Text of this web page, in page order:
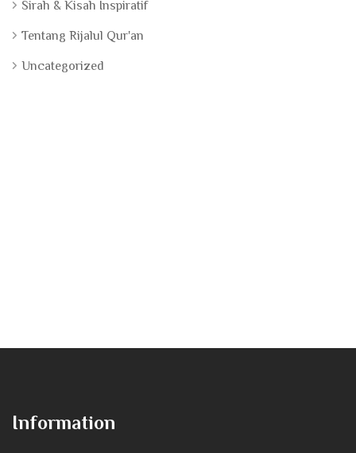
Sirah & Kisah Inspiratif
Tentang Rijalul Qur'an
Uncategorized
Information